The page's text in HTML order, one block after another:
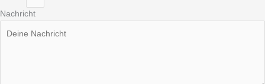
Nachricht